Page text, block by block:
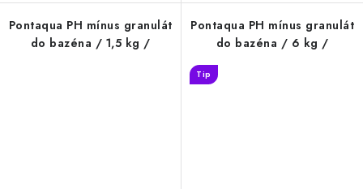
Pontaqua PH mínus granulát
do bazéna / 1,5 kg /
Pontaqua PH mínus granulát
do bazéna / 6 kg /
Tip